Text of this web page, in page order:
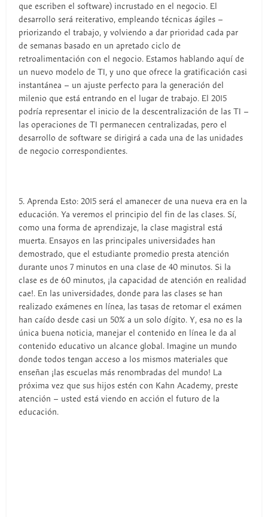
que escriben el software) incrustado en el negocio. El
desarrollo será reiterativo, empleando técnicas ágiles –
priorizando el trabajo, y volviendo a dar prioridad cada par
de semanas basado en un apretado ciclo de
retroalimentación con el negocio. Estamos hablando aquí de
un nuevo modelo de TI, y uno que ofrece la gratificación casi
instantánea – un ajuste perfecto para la generación del
milenio que está entrando en el lugar de trabajo. El 2015
podría representar el inicio de la descentralización de las TI –
las operaciones de TI permanecen centralizadas, pero el
desarrollo de software se dirigirá a cada una de las unidades
de negocio correspondientes.
5. Aprenda Esto: 2015 será el amanecer de una nueva era en la
educación. Ya veremos el principio del fin de las clases. Sí,
como una forma de aprendizaje, la clase magistral está
muerta. Ensayos en las principales universidades han
demostrado, que el estudiante promedio presta atención
durante unos 7 minutos en una clase de 40 minutos. Si la
clase es de 60 minutos, ¡la capacidad de atención en realidad
cae!. En las universidades, donde para las clases se han
realizado exámenes en línea, las tasas de retomar el exámen
han caído desde casi un 50% a un solo dígito. Y, esa no es la
única buena noticia, manejar el contenido en línea le da al
contenido educativo un alcance global. Imagine un mundo
donde todos tengan acceso a los mismos materiales que
enseñan ¡las escuelas más renombradas del mundo! La
próxima vez que sus hijos estén con Kahn Academy, preste
atención – usted está viendo en acción el futuro de la
educación.